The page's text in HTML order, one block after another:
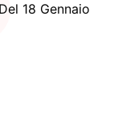
18 Gennaio